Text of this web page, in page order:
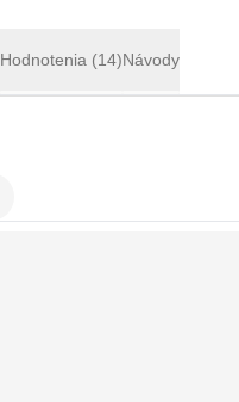
Hodnotenia (14)Návody